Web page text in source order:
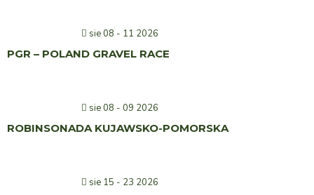
sie 08 - 11 2026
PGR – POLAND GRAVEL RACE
sie 08 - 09 2026
ROBINSONADA KUJAWSKO-POMORSKA
sie 15 - 23 2026